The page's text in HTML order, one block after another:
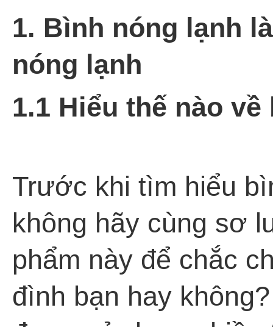
1. Bình nóng lạnh
nóng lạnh
1.1 Hiểu thế nào
Trước khi tìm hiểu
không hãy cùng sơ
phẩm này để chắc
đình bạn hay